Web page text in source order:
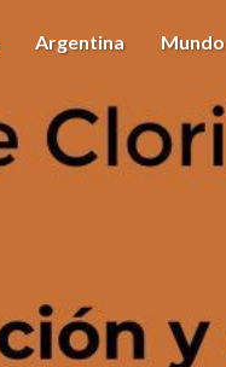
Argentina Mundo